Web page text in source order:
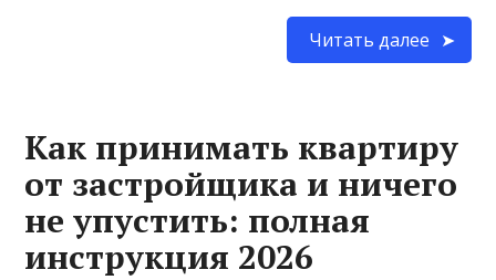
Читать далее
Как принимать квартиру
от застройщика и ничего
не упустить: полная
инструкция 2026